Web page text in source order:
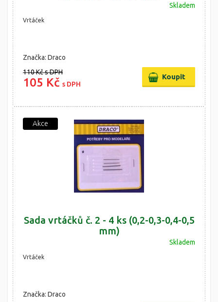
Skladem
Vrtáček
Značka: Draco
110 Kčs DPH
105 Kč s DPH
Akce
Sada vrtáčků č. 2 - 4 ks (0,2-0,3-0,4-0,5
mm)
Skladem
Vrtáček
Značka: Draco